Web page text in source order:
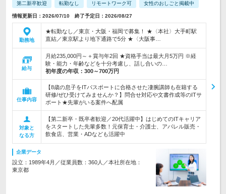
第二新卒歓迎 転勤なし リモートワーク可 女性のおしごと掲載中
情報更新日：2026/07/10 終了予定日：2026/08/27
勤務地
★転勤なし／東京・大阪・福岡で募集！ ★〈本社〉大手町駅
直結／東京駅より地下通路で5分 ★〈大阪事…
給与
月給235,000円～＋賞与年2回 ★資格手当は最大月5万円 ※経
験・能力・年齢などを十分考慮し、話し合いの…
初年度の年収： 300～700万円
仕事内容
【8歳の息子をITパスポートに合格させた凄腕講師も在籍する
研修/ぜひ受けてみませんか？】問合せ対応や文書作成等のITサ
ポート★先輩がいる案件へ配属
対象と
なる方
【第二新卒・既卒者歓迎／20代活躍中】はじめてのITキャリア
をスタートした先輩多数！元保育士・介護士、アパレル販売・
飲食店、営業・ADなども活躍中
企業データ
設立：1989年4月／従業員数：360人／本社所在地：
東京都